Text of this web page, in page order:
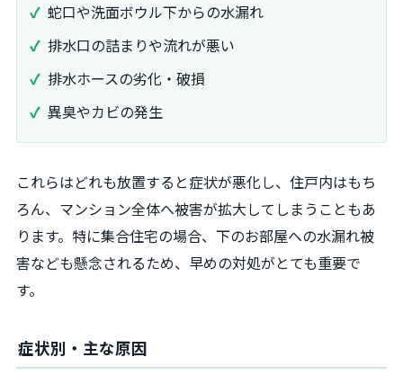
蛇口や洗面ボウル下からの水漏れ
排水口の詰まりや流れが悪い
排水ホースの劣化・破損
異臭やカビの発生
これらはどれも放置すると症状が悪化し、住戸内はもち
ろん、マンション全体へ被害が拡大してしまうこともあ
ります。特に集合住宅の場合、下のお部屋への水漏れ被
害なども懸念されるため、早めの対処がとても重要で
す。
症状別・主な原因